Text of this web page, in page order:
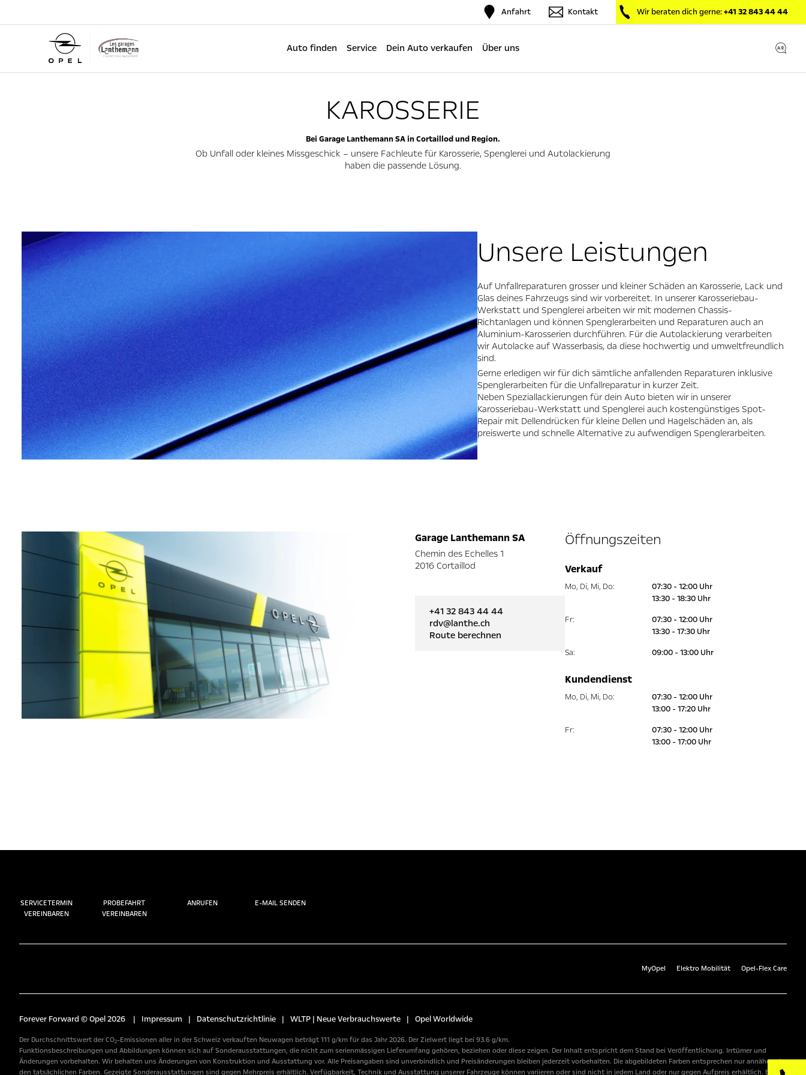
Anfahrt Kontakt Wir beraten dich gerne:+41 32 843 44 44
Auto finden Service Dein Auto verkaufen Über uns
KAROSSERIE
Bei Garage Lanthemann SA in Cortaillod und Region.
Ob Unfall oder kleines Missgeschick – unsere Fachleute für Karosserie, Spenglerei und Autolackierung
haben die passende Lösung.
Unsere Leistungen
Auf Unfallreparaturen grosser und kleiner Schäden an Karosserie, Lack und
Glas deines Fahrzeugs sind wir vorbereitet. In unserer Karosseriebau-
Werkstatt und Spenglerei arbeiten wir mit modernen Chassis-
Richtanlagen und können Spenglerarbeiten und Reparaturen auch an
Aluminium-Karosserien durchführen. Für die Autolackierung verarbeiten
wir Autolacke auf Wasserbasis, da diese hochwertig und umweltfreundlich
sind.
Gerne erledigen wir für dich sämtliche anfallenden Reparaturen inklusive
Spenglerarbeiten für die Unfallreparatur in kurzer Zeit.
Neben Speziallackierungen für dein Auto bieten wir in unserer
Karosseriebau-Werkstatt und Spenglerei auch kostengünstiges Spot-
Repair mit Dellendrücken für kleine Dellen und Hagelschäden an, als
preiswerte und schnelle Alternative zu aufwendigen Spenglerarbeiten.
Garage Lanthemann SA
Chemin des Echelles 1
2016 Cortaillod
+41 32 843 44 44
rdv@lanthe.ch
Route berechnen
Öffnungszeiten
Verkauf
Mo, Di, Mi, Do:
07:30 - 12:00 Uhr
13:30 - 18:30 Uhr
Fr:
07:30 - 12:00 Uhr
13:30 - 17:30 Uhr
Sa: 09:00 - 13:00 Uhr
Kundendienst
Mo, Di, Mi, Do:
07:30 - 12:00 Uhr
13:00 - 17:20 Uhr
Fr:
07:30 - 12:00 Uhr
13:00 - 17:00 Uhr
SERVICETERMIN
VEREINBAREN
PROBEFAHRT
VEREINBAREN
ANRUFEN E-MAIL SENDEN
MyOpel Elektro Mobilität Opel-Flex Care
Forever Forward © Opel 2026 | Impressum | Datenschutzrichtlinie | WLTP | Neue Verbrauchswerte | Opel Worldwide
Der Durchschnittswert der CO₂-Emissionen aller in der Schweiz verkauften Neuwagen beträgt 111 g/km für das Jahr 2026. Der Zielwert liegt bei 93.6 g/km.
Funktionsbeschreibungen und Abbildungen können sich auf Sonderausstattungen, die nicht zum serienmässigen Lieferumfang gehören, beziehen oder diese zeigen. Der Inhalt entspricht dem Stand bei Veröffentlichung. Irrtümer und
Änderungen vorbehalten. Wir behalten uns Änderungen von Konstruktion und Ausstattung vor. Alle Preisangaben sind unverbindlich und Preisänderungen bleiben jederzeit vorbehalten. Die abgebildeten Farben entsprechen nur annähernd
den tatsächlichen Farben. Gezeigte Sonderausstattungen sind gegen Mehrpreis erhältlich. Verfügbarkeit, Technik und Ausstattung unserer Fahrzeuge können variieren oder sind nicht in jedem Land oder nur gegen Aufpreis erhältlich. Bitte